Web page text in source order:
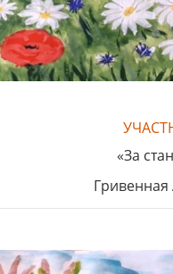
«За
Гривенная